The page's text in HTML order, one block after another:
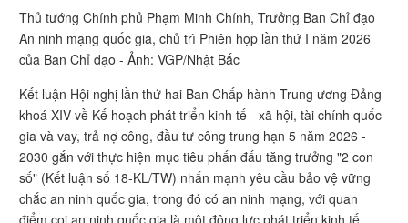
Thủ tướng Chính phủ Phạm Minh Chính, Trưởng Ban Chỉ đạo
An ninh mạng quốc gia, chủ trì Phiên họp lần thứ I năm 2026
của Ban Chỉ đạo - Ảnh: VGP/Nhật Bắc
Kết luận Hội nghị lần thứ hai Ban Chấp hành Trung ương Đảng
khoá XIV về Kế hoạch phát triển kinh tế - xã hội, tài chính quốc
gia và vay, trả nợ công, đầu tư công trung hạn 5 năm 2026 -
2030 gắn với thực hiện mục tiêu phấn đấu tăng trưởng "2 con
số" (Kết luận số 18-KL/TW) nhấn mạnh yêu cầu bảo vệ vững
chắc an ninh quốc gia, trong đó có an ninh mạng, với quan